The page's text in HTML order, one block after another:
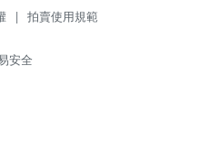
| 拍賣使用規範
安全